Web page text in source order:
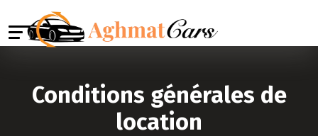
Conditions générales de
location